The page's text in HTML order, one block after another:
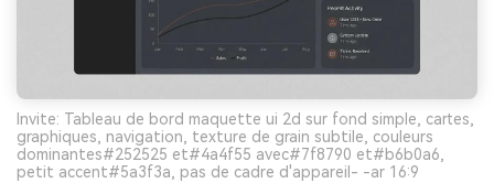
Invite: Tableau de bord maquette ui 2d sur fond simple, cartes,
graphiques, navigation, texture de grain subtile, couleurs
dominantes#252525 et#4a4f55 avec#7f8790 et#b6b0a6,
petit accent#5a3f3a, pas de cadre d'appareil- -ar 16:9